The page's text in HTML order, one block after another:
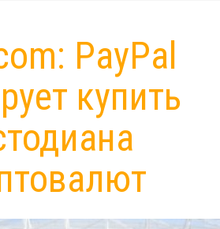
PayPal
купить